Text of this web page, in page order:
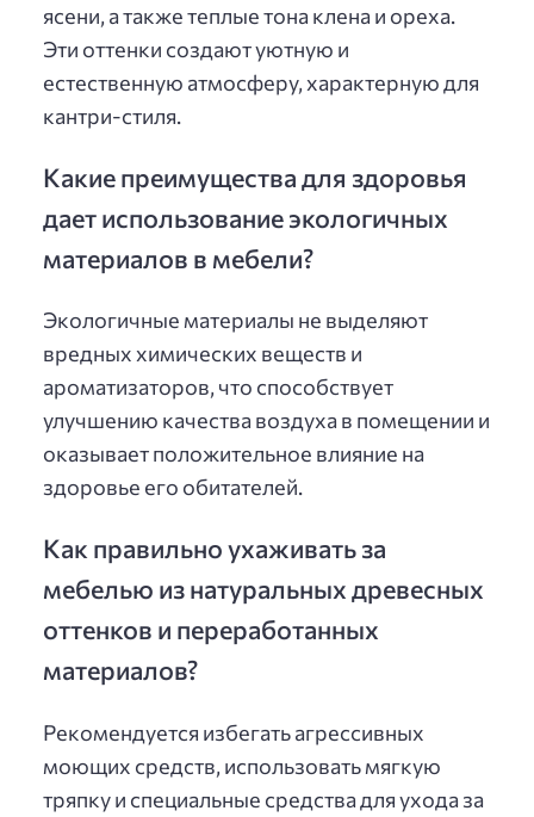
ясени, а также теплые тона клена и ореха.
Эти оттенки создают уютную и
естественную атмосферу, характерную для
кантри-стиля.
Какие преимущества для здоровья
дает использование экологичных
материалов в мебели?
Экологичные материалы не выделяют
вредных химических веществ и
ароматизаторов, что способствует
улучшению качества воздуха в помещении и
оказывает положительное влияние на
здоровье его обитателей.
Как правильно ухаживать за
мебелью из натуральных древесных
оттенков и переработанных
материалов?
Рекомендуется избегать агрессивных
моющих средств, использовать мягкую
тряпку и специальные средства для ухода за